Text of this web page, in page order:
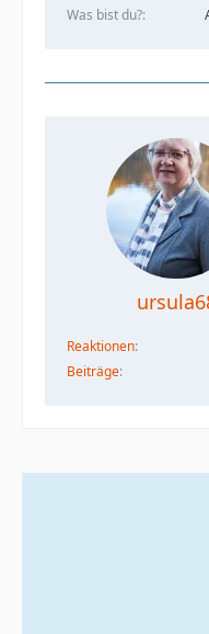
Was bist du?
Reaktionen
Beiträge